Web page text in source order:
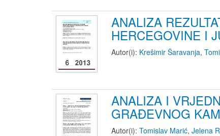
ANALIZA
HERCEGOVINE I
Autor(i): Krešimir Šaravanja,
ANALIZA I
GRAĐEVNOG
Autor(i): Tomislav Marić, Jelena